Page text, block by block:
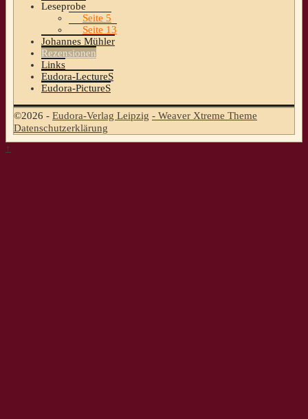
Leseprobe
Seite 5
Seite 13
Johannes Mühler
Rezensionen
Links
Eudora-LectureS
Eudora-PictureS
©2026 - Eudora-Verlag Leipzig - Weaver Xtreme Theme
Datenschutzerklärung
↑